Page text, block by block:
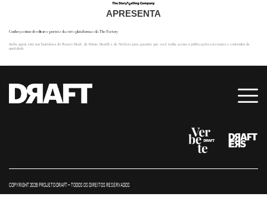
APRESENTA
Conheça o time de editores por trás das três plataformas da The Factory
Saiba quem está nos bastidores do Projeto Draft, de Future Health e de NetZero para garantir que você tenha acesso a publicações relevantes e conteúdos de
qualidade.
COPYRIGHT 2026 PROJETO DRAFT – TODOS OS DIREITOS RESERVADOS